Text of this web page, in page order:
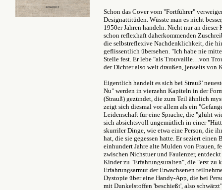
Schon das Cover vom "Fortführer"
Designattitüden. Wüsste man es nicht
1950er Jahren handeln. Nicht nur an
schon reflexhaft daherkommenden
die selbstreflexive Nachdenklichkeit, die
geflissentlich übersehen. "Ich habe nie
Stelle fest. Er lebe "als Trouvaille…von
der Dichter also weit draußen, jenseits
Eigentlich handelt es sich bei Strauß'
Nu" werden in vierzehn Kapiteln in der
(Strauß) gezündet, die zum Teil ähnlich
zeigt sich diesmal vor allem als ein
Leidenschaft für eine Sprache, die "glüht
sich absichtsvoll ungemütlich in einer
skurriler Dinge, wie etwa eine Person, die
hat, die sie gegessen hatte. Er seziert
einhundert Jahre alte Mulden von Frauen,
zwischen Nichstuer und Faulenzer,
Kinder zu "Erfahrungsuralten", die "erst zu
Erfahrungsarmut der Erwachsenen
Dystopie über eine Handy-App, die bei
mit Dunkelstoffen 'beschießt', also